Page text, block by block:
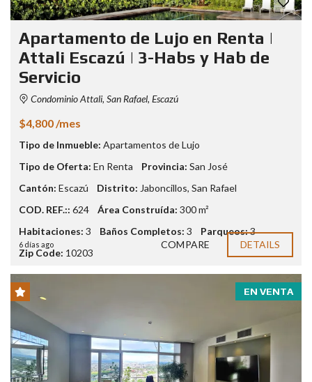
Apartamento de Lujo en Renta |
Attali Escazú | 3-Habs y Hab de
Servicio
Condominio Attali, San Rafael, Escazú
$4,800 /mes
Tipo de Inmueble: Apartamentos de Lujo
Tipo de Oferta: En Renta Provincia: San José
Cantón: Escazú Distrito: Jaboncillos, San Rafael
COD. REF.:: 624 Área Construída: 300 m²
Habitaciones: 3 Baños Completos: 3 Parqueos:3
Zip Code: 10203
6 días ago COMPARE DETAILS
EN VENTA